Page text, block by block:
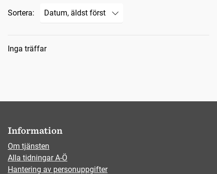
Sortera:
Sökresultat
Inga träffar
Information
Om tjänsten
Alla tidningar A-Ö
Hantering av personuppgifter